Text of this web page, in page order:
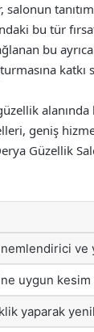
bu tür
bu
katkı
alanında
geniş
Güzellik
ve
uygun
yaparak